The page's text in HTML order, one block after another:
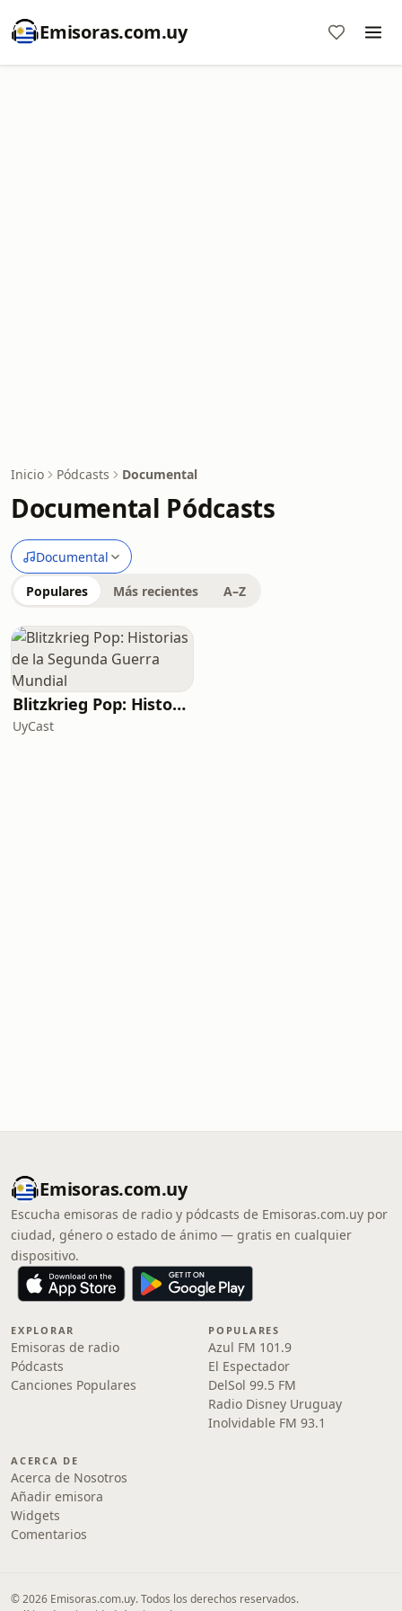
Emisoras.com.uy
Inicio Pódcasts Documental
Documental Pódcasts
Documental
Populares Más recientes A–Z
Blitzkrieg Pop: Historias de la Segunda Guerra Mundial
UyCast
Emisoras.com.uy
Escucha emisoras de radio y pódcasts de Emisoras.com.uy por
ciudad, género o estado de ánimo — gratis en cualquier
dispositivo.
EXPLORAR
Emisoras de radio
Pódcasts
Canciones Populares
POPULARES
Azul FM 101.9
El Espectador
DelSol 99.5 FM
Radio Disney Uruguay
Inolvidable FM 93.1
ACERCA DE
Acerca de Nosotros
Añadir emisora
Widgets
Comentarios
© 2026 Emisoras.com.uy. Todos los derechos reservados.